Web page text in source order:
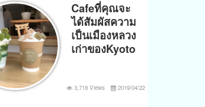
Cafeที่คุณจะ
ได้สัมผัสความ
เป็นเมืองหลวง
เก่าของKyoto
3,718 Views 2019/04/22